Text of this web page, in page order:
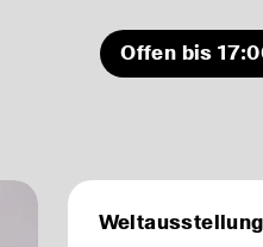
Offen bis
Bienenwachstücher
machen
Freier Freitag!
Weltausstellung